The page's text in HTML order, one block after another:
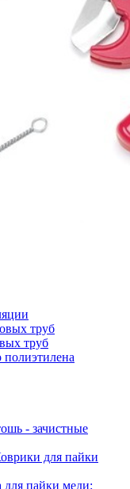
труб
труб
- зачистные
для пайки
пайки меди: